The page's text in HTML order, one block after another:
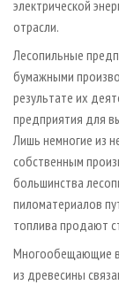
электрической
отрасли.
Лесопильные
бумажными
результате их
предприятия для
Лишь немногие из
собственным
большинства
пиломатериалов
топлива продают
Многообещающие
из древесины